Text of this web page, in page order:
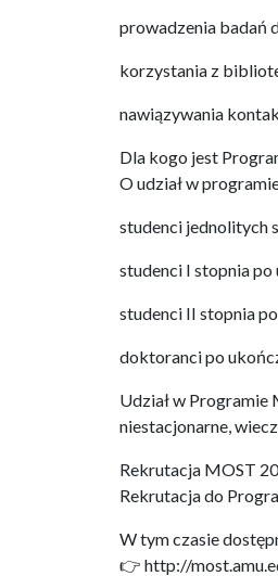
prowadzenia badań
korzystania z
nawiązywania
Dla kogo jest
O udział w
studenci jednolitych
studenci I stopnia
studenci II stopnia
doktoranci po
Udział w Programie
niestacjonarne,
Rekrutacja MOST
Rekrutacja do
W tym czasie
👉 http://